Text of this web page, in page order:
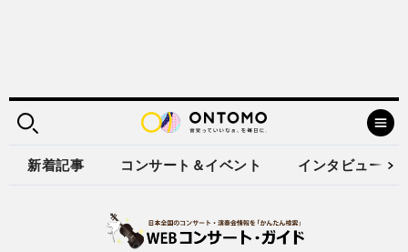
新着記事 コンサート＆イベント インタビュー